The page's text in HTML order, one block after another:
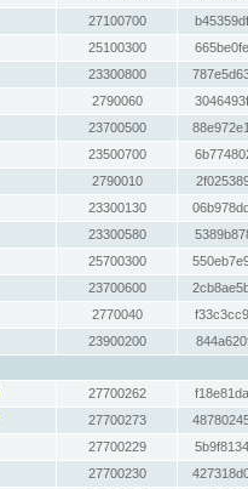
27100700
25100300
23300800
2790060
23700500
23500700
2790010
23300130
23300580
25700300
23700600
2770040
23900200
27700262
27700273
27700229
27700230